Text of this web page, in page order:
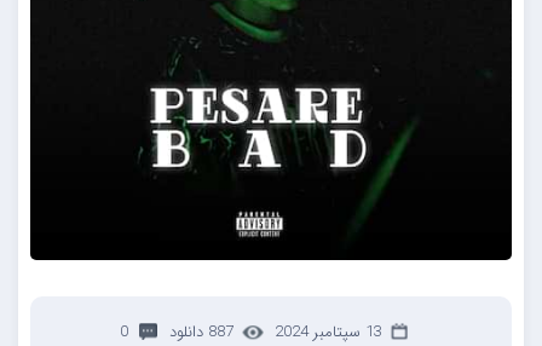
13 سپتامبر 2024 887 دانلود 0